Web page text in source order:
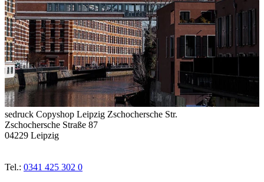
sedruck Copyshop Leipzig Zschochersche Str.
Zschochersche Straße 87
04229 Leipzig
Tel.: 0341 425 302 0